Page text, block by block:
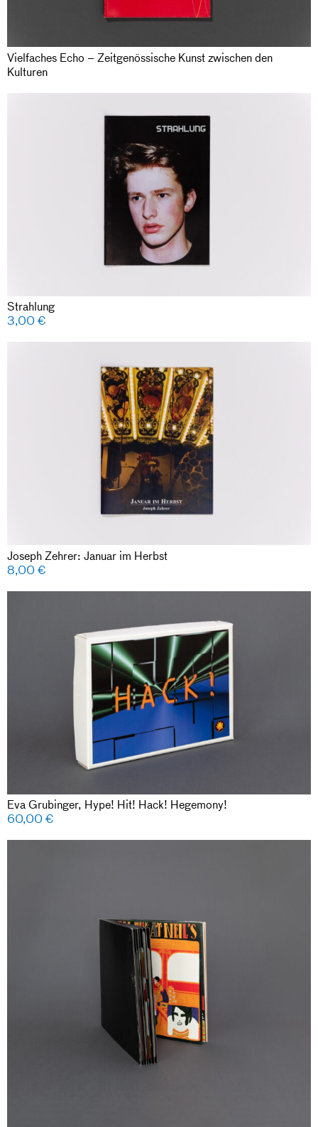
Vielfaches Echo – Zeitgenössische Kunst zwischen den
Kulturen
Strahlung
3,00€
Joseph Zehrer: Januar im Herbst
8,00€
Eva Grubinger, Hype! Hit! Hack! Hegemony!
60,00€